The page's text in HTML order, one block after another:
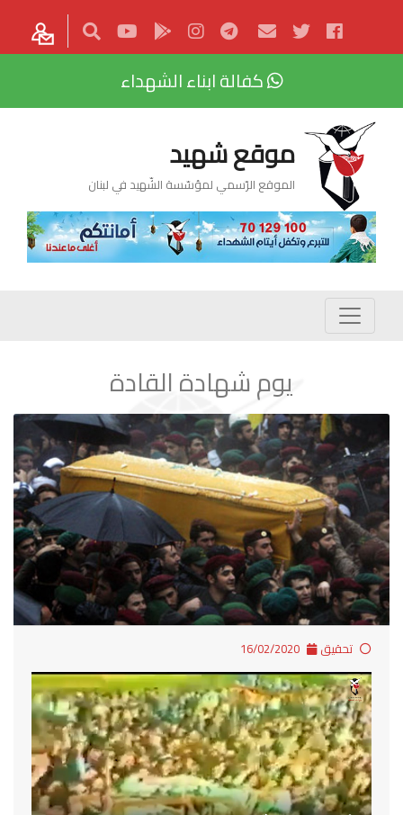
كفالة ابناء الشهداء
موقع شهيد
الموقع الرّسمي لمؤسّسة الشّهيد في لبنان
يوم شهادة القادة
تحقيق